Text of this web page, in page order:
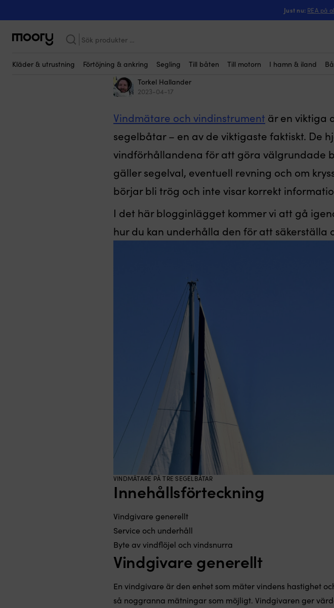
Just nu: REA på
Sök
efter:
Kläder & utrustning Förtöjning & ankring Segling Till båten Till motorn I hamn & iland
Hur servar man en
2023-04-17
Torkel Hallander
Vindmätare och vindinstrument är en viktiga
segelbåtar – en av de viktigaste faktiskt. De
vindförhållandena för att göra välgrundade
gäller segelval, eventuell revning och om
börjar bli trög och inte visar korrekt
I det här blogginlägget kommer vi att gå
hur du kan underhålla den för att säkerställa
VINDMÄTARE PÅ TRE SEGELBÅTAR
Innehållsförteckning
Vindgivare generellt
Service och underhåll
Byte av vindflöjel och vindsnurra
Vindgivare generellt
En vindgivare är den enhet som mäter vindens hastighet
så noggranna mätningar som möjligt. Vindgivaren ger